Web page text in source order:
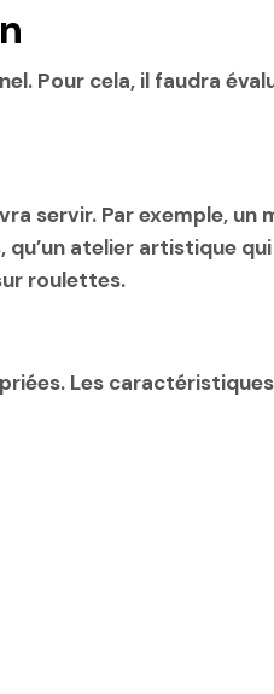
Pour cela, il faudra
servir. Par exemple, un
atelier artistique
roulettes.
Les caractéristiques